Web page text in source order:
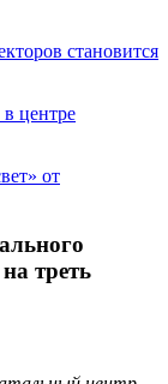
становится
центре
от
треть